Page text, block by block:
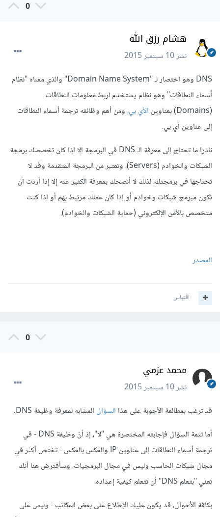
0
هشام رزق الله
نشر10 سبتمبر 2015
DNS وهو اختصار لـ "Domain Name System" والذي معناه "نظام
أسماء النطاقات" وهو نظام يستخدم لربط معلومات النطاقات
الأي بي، ومن أهم وظائفه ترجمة أسماء النطاقات
إلى عناوين أي بي.
نادرا ما تحتاج إلى معرفة الـ DNS في البرمجة إلا إذا كان تخصصك برمجة
الشبكات والخوادم (Servers)، وتعتبر من البرمجة المتقدمة وقد لا
تحتاجها في برمجتك، لذلك لا أنصحك بمعرفة الكثير عنه إلا إذا أردت أن
تكون مبرمج شبكات وخوادم أو إذا كان عملك مرتبط بهم أو إذا كنت
متخصص بالأمن الإلكتروني (حماية الشبكات والخوادم).
المصدر
اقتباس
0
محمد عزمي
نشر10 سبتمبر 2015
قد ترغب بمطالعة الأجوبة على هذا السؤالالمشابه لمعرفة وظيفة DNS.
أما تتمة السؤال فإجابته المختصرة هي "لا"، إذ أنّ وظيفة DNS - في
ترجمة أسماء النطاقات إلى عناوين IP والعكس بالعكس - تختص أكثر في
مجال شبكات الحاسب وليس في مجال البرمجيات، وسأفترض هنا أنك
تعني "بتعلم DNS" أن تتعلم كيفية إعداده.
بكافة الأحوال، قد يكون عليك الإطلاع على بعض المكاتب - وليس على